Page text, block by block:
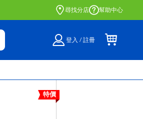
門店自取服務 網上購買並在店內
尋找分店 幫助中心
登入 / 註冊
特價